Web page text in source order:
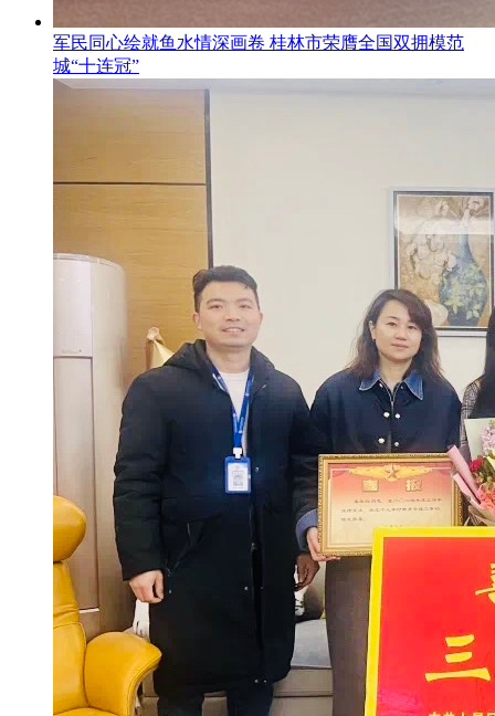
军民同心绘就鱼水情深画卷 桂林市荣膺全国双拥模范
城“十连冠”